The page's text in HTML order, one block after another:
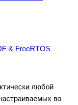
& FreeRTOS
любой
во